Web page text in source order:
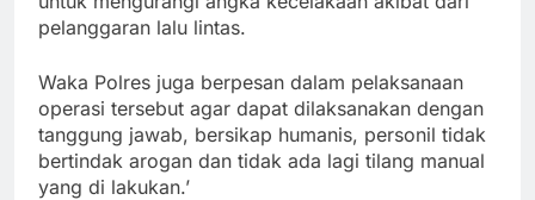
pelanggaran lalu lintas.
Waka Polres juga berpesan dalam pelaksanaan
operasi tersebut agar dapat dilaksanakan dengan
tanggung jawab, bersikap humanis, personil tidak
bertindak arogan dan tidak ada lagi tilang manual
yang di lakukan.’